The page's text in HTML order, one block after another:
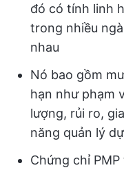
đó có tính linh
trong nhiều
nhau
Nó bao gồm
hạn như phạm
lượng, rủi ro,
năng quản lý
Chứng chỉ